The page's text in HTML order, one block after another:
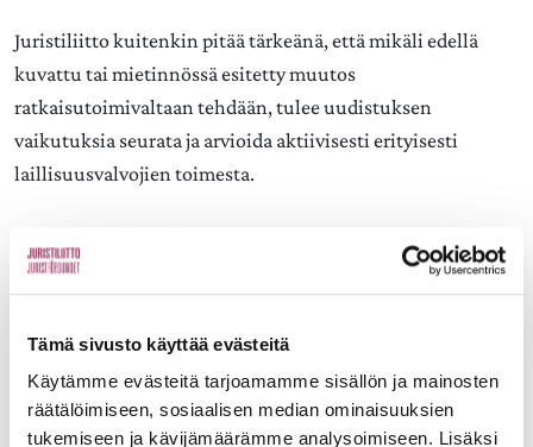
Tämä sivusto käyttää evästeitä
Käytämme evästeitä tarjoamamme sisällön ja mainosten
räätälöimiseen, sosiaalisen median ominaisuuksien
tukemiseen ja kävijämäärämme analysoimiseen. Lisäksi
Juristiliitto kuitenkin pitää tärkeänä, että mikäli edellä
kuvattu tai mietinnössä esitetty muutos
ratkaisutoimivaltaan tehdään, tulee uudistuksen
vaikutuksia seurata ja arvioida aktiivisesti erityisesti
laillisuusvalvojien toimesta.
yksityisoikeudellisesta korvausvaatimuksesta päättäminen
tulisi olla jatkossakin yksinomaan syyttäjän toimivallassa,
eikä poliisin tulisi vahvistaa näitä lainkaan.
Yksityisoikeudelliset korvausasiat voivat sisältää
vaikeimmillaan sellaisia seikkoja, jotka edellyttävät
lainopillista kannanottoa, eikä niiden ratkaisemista voida